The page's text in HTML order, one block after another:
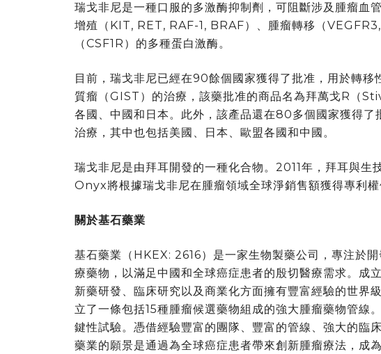
瑞戈非尼是一種口服的多激酶抑制劑，可阻斷涉及腫瘤
增殖（KIT, RET, RAF-1, BRAF）、腫瘤轉移（
（CSF1R）的多種蛋白激酶。
目前，瑞戈非尼已經在90餘個國家獲得了批准，用於轉
質瘤（GIST）的治療，該藥批准的商品名為拜萬戈R（
各國、中國和日本。此外，該產品還在80多個國家獲得了
治療，其中也包括美國、日本、歐盟各國和中國。
瑞戈非尼是由拜耳開發的一種化合物。2011年，拜耳與生
Onyx將根據瑞戈非尼在腫瘤領域全球淨銷售額獲得專利權
關於基石藥業
基石藥業（HKEX: 2616）是一家生物製藥公司，專注於
療藥物，以滿足中國和全球癌症患者的殷切醫療需求。成
新藥研發、臨床研究以及商業化方面擁有豐富經驗的世界
立了一條包括15種腫瘤候選藥物組成的強大腫瘤藥物管線
鍵性試驗。憑借經驗豐富的團隊、豐富的管線、強大的臨
藥業的願景是通過為全球癌症患者帶來創新腫瘤療法，成